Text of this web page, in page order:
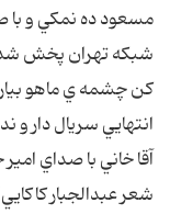
شبکه تهران پخش
کن چشمه ي ماهو بيار
انتهايي سريال دار و
آقا خاني با صداي
شعر عبدالجبار